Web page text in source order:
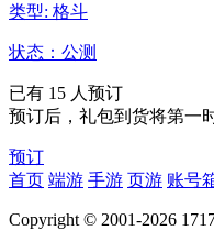
类型: 格斗
状态：公测
已有 15 人预订
预订后，礼包到货将第一
预订
首页 端游 手游 页游 账号
Copyright © 2001-2026